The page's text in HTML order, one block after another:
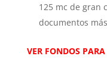
125 mc de gran
documentos
VER FONDOS